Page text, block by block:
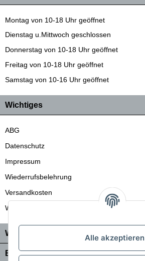
Montag von 10-18 Uhr geöffnet
Dienstag u.Mittwoch geschlossen
Donnerstag von 10-18 Uhr geöffnet
Freitag von 10-18 Uhr geöffnet
Samstag von 10-16 Uhr geöffnet
Wichtiges
ABG
Datenschutz
Impressum
Wiederrufsbelehrung
Versandkosten
Wir liefern auch in die Schweiz
Wo Sie uns finden
Bezahlung & Versand
Alle akzeptieren